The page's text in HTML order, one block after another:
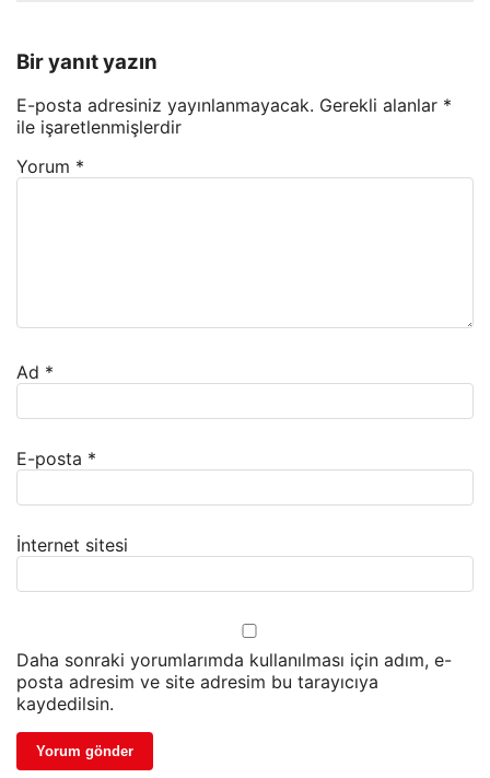
Bir yanıt yazın
E-posta adresiniz yayınlanmayacak. Gerekli alanlar *
ile işaretlenmişlerdir
Yorum *
Ad *
E-posta *
İnternet sitesi
Daha sonraki yorumlarımda kullanılması için adım, e-
posta adresim ve site adresim bu tarayıcıya
kaydedilsin.